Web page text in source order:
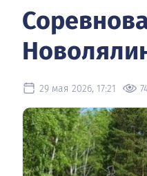
29 мая 2026, 17:21